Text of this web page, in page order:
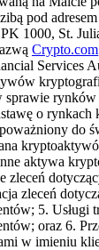
pod
1000, St.
Crypto.com
Services
sprawie
o rynkach
do
aktywa
zleceń
zleceń
5. Usługi
oraz 6.
w imieniu